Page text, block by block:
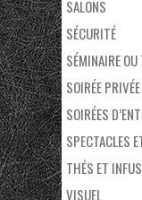
SALONS
SÉCURITÉ
SÉMINAIRE
SOIRÉE PRIVÉE
SOIRÉES
SPECTACLES
THÉS ET
VISUEL